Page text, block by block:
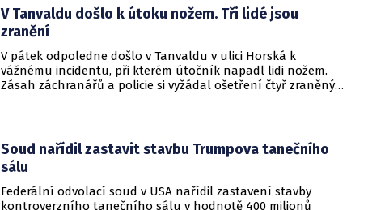
rukojmími za prezidenta Jimmyho Cartera.
V Tanvaldu došlo k útoku nožem. Tři lidé jsou
zranění
V pátek odpoledne došlo v Tanvaldu v ulici Horská k
vážnému incidentu, při kterém útočník napadl lidi nožem.
Zásah záchranářů a policie si vyžádal ošetření čtyř zraněných
Soud nařídil zastavit stavbu Trumpova tanečního
sálu
Federální odvolací soud v USA nařídil zastavení stavby
kontroverzního tanečního sálu v hodnotě 400 milionů